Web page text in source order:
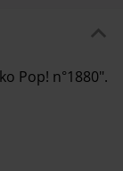
Pop! n°1880".